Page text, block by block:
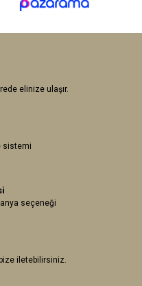
elinize ulaşır.
sistemi
seçeneği
iletebilirsiniz.